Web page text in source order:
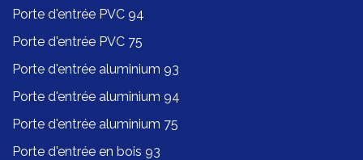
Porte d'entrée PVC 94
Porte d'entrée PVC 75
Porte d'entrée aluminium 93
Porte d'entrée aluminium 94
Porte d'entrée aluminium 75
Porte d'entrée en bois 93